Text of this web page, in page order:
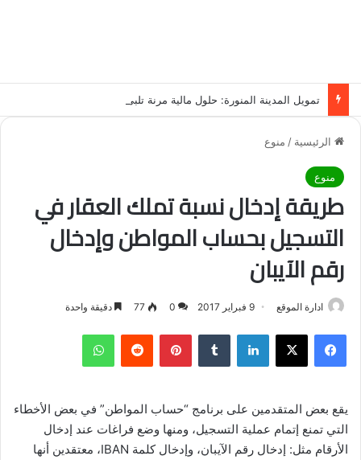
الرئيسية / منوع
منوع
طريقة إدخال نسبة تملك العقار في
التسجيل بحساب المواطن وإدخال
رقم الآيبان
ادارة الموقع 9 فبراير 2017 0
77 دقيقة واحدة
فيسبوك لينكدإن بينتيريست
يقع بعض المتقدمين على برنامج “حساب المواطن” في بعض الأخطاء
التي تمنع إتمام عملية التسجيل، ومنها وضع فراغات عند إدخال
الأرقام مثل: إدخال رقم الآيبان، وإدخال كلمة IBAN، معتقدين أنها